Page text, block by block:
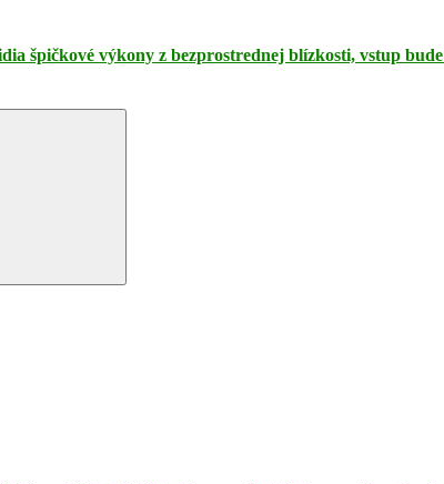
špičkové výkony z bezprostrednej blízkosti, vstup